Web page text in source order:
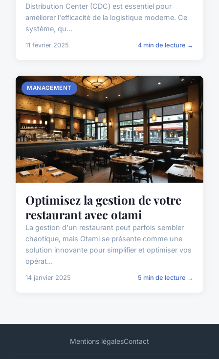
Distribution Center (CDC) est essentiel pour
améliorer l'efficacité de la logistique moderne. Ce
système, qu...
11 février 2025 4 min de lecture →
MANAGEMENT
Optimisez la gestion de votre
restaurant avec otami
La gestion d'un restaurant peut parfois sembler
chaotique, mais Otami se présente comme une
solution innovante pour simplifier et optimiser vos
opérat...
14 janvier 2025 5 min de lecture →
Mentions légalesContact